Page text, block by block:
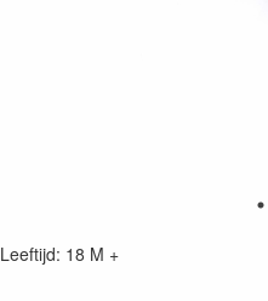
Leeftijd: 18 M +